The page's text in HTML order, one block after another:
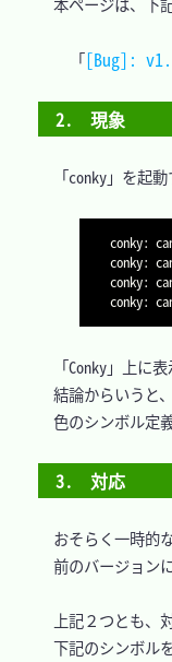
「[Bug]:
2.　現象
「conky」を起動
conky:
conky:
conky:
「Conky」上に
結論からいうと
色のシンボル定
3.　対応
おそらく一時的
前のバージョン
上記２つとも、
下記のシンボル